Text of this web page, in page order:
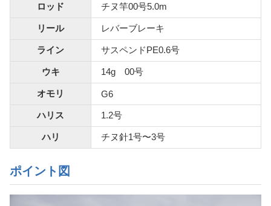
ロッド チヌ竿00号5.0m
リール レバーブレーキ
ライン サスペンドPE0.6号
ウキ 14g 00号
オモリ G6
ハリス 1.2号
ハリ チヌ針1号〜3号
ポイント図